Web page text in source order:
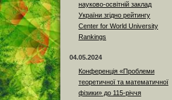
науково-освітній заклад
України згідно рейтингу
Center for World University
Rankings
04.05.2024
Конференція «Проблеми
теоретичної та математичної
фізики» до 115-річчя